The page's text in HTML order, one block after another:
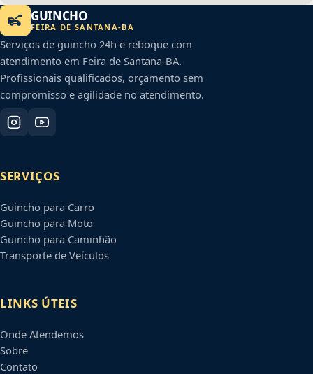
GUINCHO
FEIRA DE SANTANA-BA
Serviços de guincho 24h e reboque com
atendimento em Feira de Santana-BA.
Profissionais qualificados, orçamento sem
compromisso e agilidade no atendimento.
SERVIÇOS
Guincho para Carro
Guincho para Moto
Guincho para Caminhão
Transporte de Veículos
LINKS ÚTEIS
Onde Atendemos
Sobre
Contato